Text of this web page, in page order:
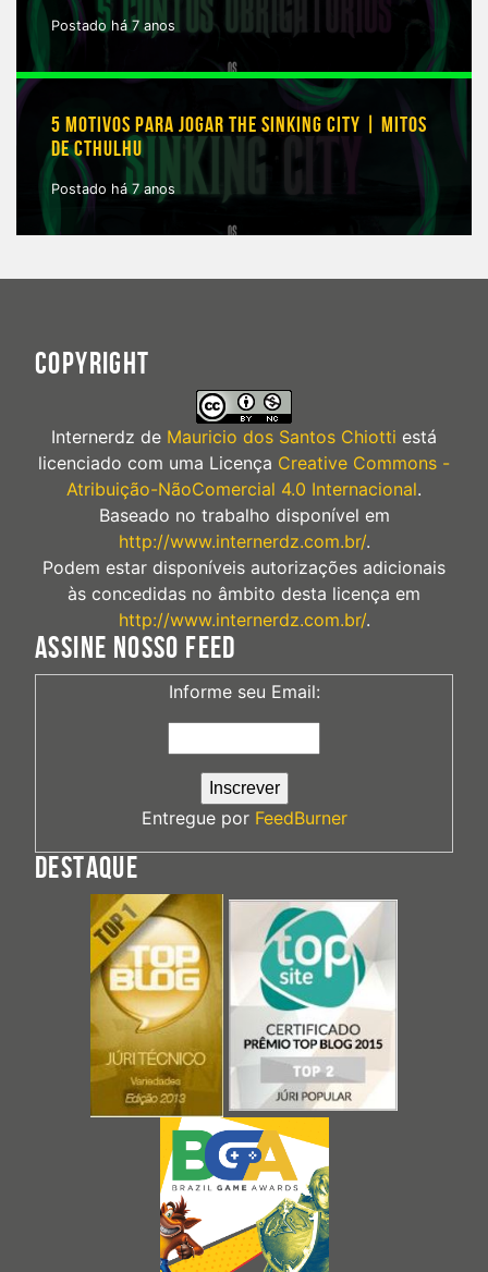
Postado há 7 anos
5 MOTIVOS PARA JOGAR THE SINKING CITY | MITOS
DE CTHULHU
Postado há 7 anos
COPYRIGHT
Internerdz de Mauricio dos Santos Chiotti está
licenciado com uma Licença Creative Commons -
Atribuição-NãoComercial 4.0 Internacional.
Baseado no trabalho disponível em
http://www.internerdz.com.br/.
Podem estar disponíveis autorizações adicionais
às concedidas no âmbito desta licença em
http://www.internerdz.com.br/.
ASSINE NOSSO FEED
Informe seu Email:
Entregue por FeedBurner
DESTAQUE